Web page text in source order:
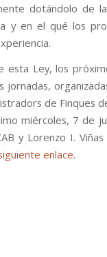
dotándolo de
y en el qué los
esta Ley, los
jornadas,
de Finques
miércoles, 7 de
y Lorenzo I.
enlace.